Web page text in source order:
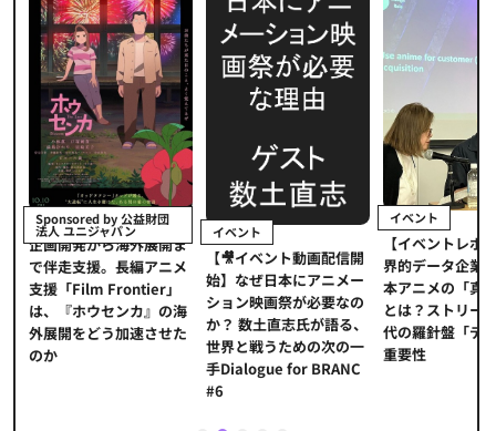
益財団
外展開ま
編アニメ
」
』の海
速させた
イベント
【🎥イベント動画配信開
始】なぜ日本にアニメー
ション映画祭が必要なの
か？ 数土直志氏が語る、
世界と戦うための次の一
手Dialogue for BRANC
イベント
【イベントレポート】世
界的データ企業が示す日
本アニメの「真の価値」
とは？ストリーミング時
代の羅針盤「データ」の
重要性
『私た
ーサー
製作の
杉本穂高